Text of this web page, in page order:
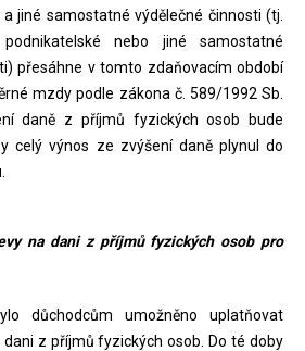
jiné samostatné výdělečné činnosti (tj.
nebo jiné samostatné
přesáhne v tomto zdaňovacím období
mzdy podle zákona č. 589/1992 Sb.
daně z příjmů fyzických osob bude
celý výnos ze zvýšení daně plynul do
na dani z příjmů fyzických osob pro
důchodcům umožněno uplatňovat
z příjmů fyzických osob. Do té doby